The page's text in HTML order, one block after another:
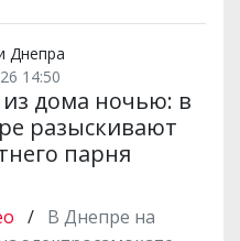
Днепра
14:50
дома ночью: в
разыскивают
парня
/ В Днепре на